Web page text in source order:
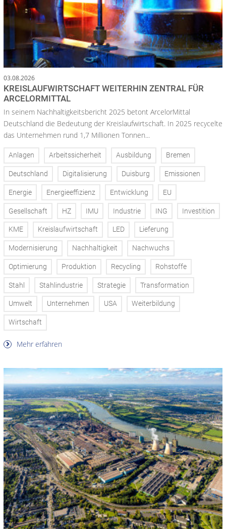
03.08.2026
KREISLAUFWIRTSCHAFT WEITERHIN ZENTRAL FÜR
ARCELORMITTAL
In seinem Nachhaltigkeitsbericht 2025 betont ArcelorMittal
Deutschland die Bedeutung der Kreislaufwirtschaft. In 2025 recycelte
das Unternehmen rund 1,7 Millionen Tonnen...
Anlagen Arbeitssicherheit Ausbildung Bremen
Deutschland Digitalisierung Duisburg Emissionen
Energie Energieeffizienz Entwicklung EU
Gesellschaft HZ IMU Industrie ING Investition
KME Kreislaufwirtschaft LED Lieferung
Modernisierung Nachhaltigkeit Nachwuchs
Optimierung Produktion Recycling Rohstoffe
Stahl Stahlindustrie Strategie Transformation
Umwelt Unternehmen USA Weiterbildung
Wirtschaft
Mehr erfahren